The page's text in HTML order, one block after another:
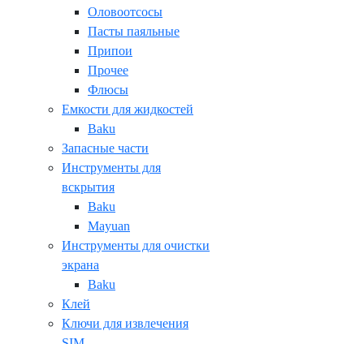
Оловоотсосы
Пасты паяльные
Припои
Прочее
Флюсы
Емкости для жидкостей
Baku
Запасные части
Инструменты для
вскрытия
Baku
Mayuan
Инструменты для очистки
экрана
Baku
Клей
Ключи для извлечения